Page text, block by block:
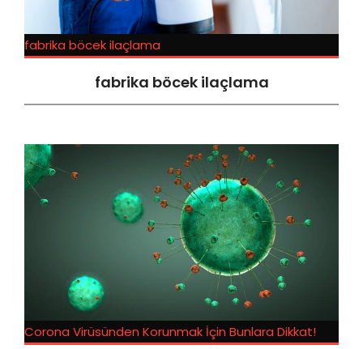
fabrika böcek ilaçlama
fabrika böcek ilaçlama
Corona Virüsünden Korunmak İçin Bunlara Dikkat!